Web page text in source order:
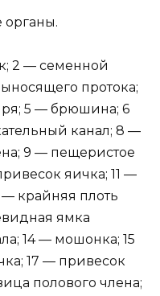
2 — семенной
протока;
5 — брюшина; 6
канал; 8 —
9 — пещеристое
яичка; 11 —
— крайняя плоть
ямка
14 — мошонка; 15
17 — привесок
полового члена;